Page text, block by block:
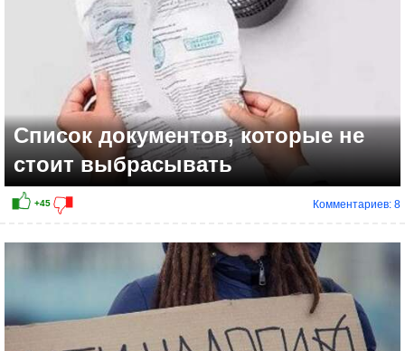
Список документов, которые не
стоит выбрасывать
Комментариев: 8